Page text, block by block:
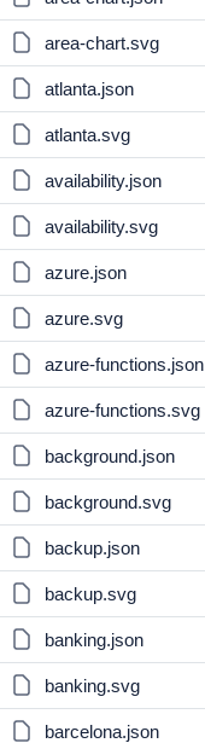
area-chart.svg
atlanta.json
atlanta.svg
availability.json
availability.svg
azure.json
azure.svg
azure-functions.json
azure-functions.svg
background.json
background.svg
backup.json
backup.svg
banking.json
banking.svg
barcelona.json